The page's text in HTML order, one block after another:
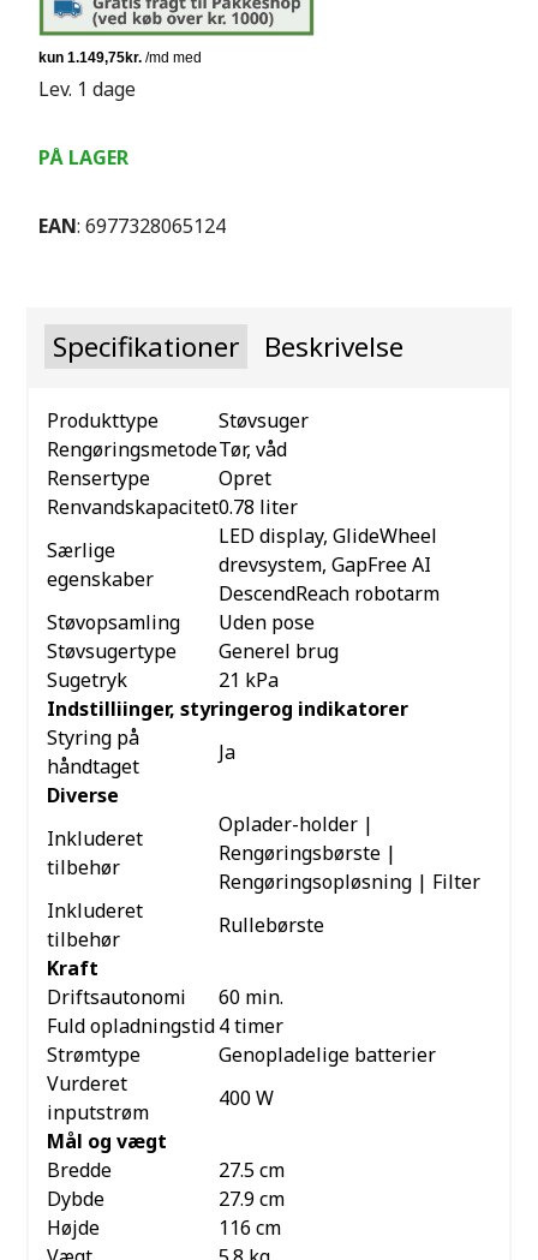
Lev. 1 dage
PÅ LAGER
EAN: 6977328065124
Specifikationer Beskrivelse
Produkttype
Støvsuger
RengøringsmetodeTør, våd
Rensertype
Opret
Renvandskapacitet0.78 liter
Særlige
egenskaber
LED display, GlideWheel
drevsystem, GapFree AI
DescendReach robotarm
Støvopsamling
Uden pose
Støvsugertype
Generel brug
Sugetryk
21 kPa
Indstilliinger, styringerog indikatorer
Styring på
håndtaget
Ja
Diverse
Inkluderet
tilbehør
Oplader-holder |
Rengøringsbørste |
Rengøringsopløsning | Filter
Inkluderet
tilbehør
Rullebørste
Kraft
Driftsautonomi
60 min.
Fuld opladningstid4 timer
Strømtype
Genopladelige batterier
Vurderet
inputstrøm
400 W
Mål og vægt
Bredde
27.5 cm
Dybde
27.9 cm
Højde
116 cm